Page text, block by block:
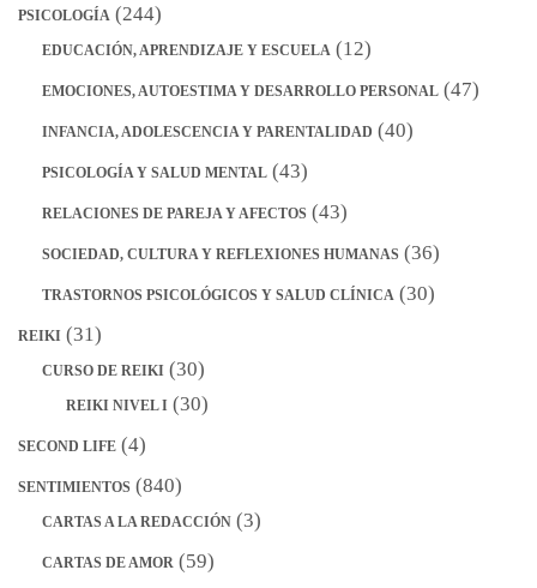
PSICOLOGÍA (244)
EDUCACIÓN, APRENDIZAJE Y ESCUELA (12)
EMOCIONES, AUTOESTIMA Y DESARROLLO PERSONAL (47)
INFANCIA, ADOLESCENCIA Y PARENTALIDAD (40)
PSICOLOGÍA Y SALUD MENTAL (43)
RELACIONES DE PAREJA Y AFECTOS (43)
SOCIEDAD, CULTURA Y REFLEXIONES HUMANAS (36)
TRASTORNOS PSICOLÓGICOS Y SALUD CLÍNICA (30)
REIKI (31)
CURSO DE REIKI (30)
REIKI NIVEL I (30)
SECOND LIFE (4)
SENTIMIENTOS (840)
CARTAS A LA REDACCIÓN (3)
CARTAS DE AMOR (59)